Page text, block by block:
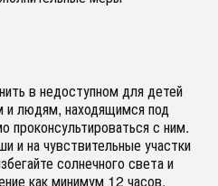
в недоступном для детей
людям, находящимся под
проконсультироваться с ним.
и на чувствительные участки
солнечного света и
как минимум 12 часов.